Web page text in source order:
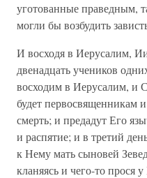
уготованные праведным,
могли бы возбудить
И восходя в Иерусалим,
двенадцать учеников
восходим в Иерусалим, и
будет первосвященникам
смерть; и предадут Его
и распятие; и в третий
к Нему мать сыновей
кланяясь и чего-то прося